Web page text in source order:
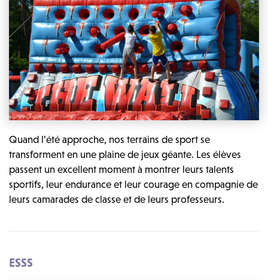
Quand l’été approche, nos terrains de sport se
transforment en une plaine de jeux géante. Les élèves
passent un excellent moment à montrer leurs talents
sportifs, leur endurance et leur courage en compagnie de
leurs camarades de classe et de leurs professeurs.
ESSS